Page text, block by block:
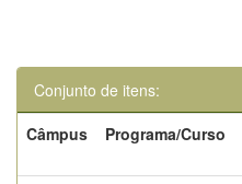
Conjunto de itens:
Câmpus
Programa/Curso